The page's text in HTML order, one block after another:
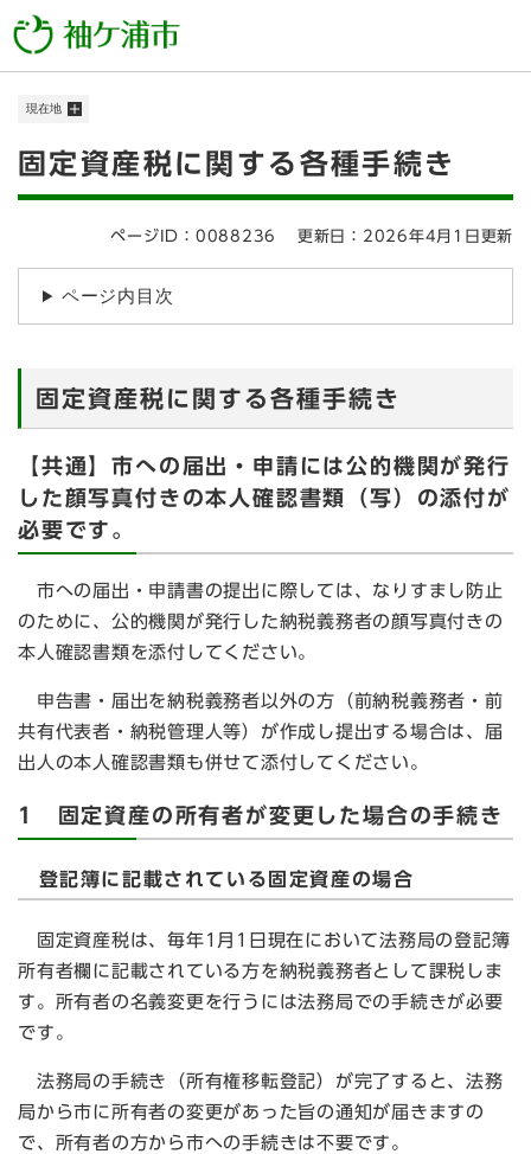
ー
メニューを飛ばして本文へ
現在地
本
固定資産税に関する各種手続き
ページID：0088236 更新日：2026年4月1日更新
ページ内目次
固定資産税に関する各種手続き
【共通】市への届出・申請には公的機関が発行
した顔写真付きの本人確認書類（写）の添付が
必要です。
市への届出・申請書の提出に際しては、なりすまし防止
のために、公的機関が発行した納税義務者の顔写真付きの
本人確認書類を添付してください。
申告書・届出を納税義務者以外の方（前納税義務者・前
共有代表者・納税管理人等）が作成し提出する場合は、届
出人の本人確認書類も併せて添付してください。
1 固定資産の所有者が変更した場合の手続き
登記簿に記載されている固定資産の場合
固定資産税は、毎年1月1日現在において法務局の登記簿
所有者欄に記載されている方を納税義務者として課税しま
す。所有者の名義変更を行うには法務局での手続きが必要
です。
法務局の手続き（所有権移転登記）が完了すると、法務
局から市に所有者の変更があった旨の通知が届きますの
で、所有者の方から市への手続きは不要です。